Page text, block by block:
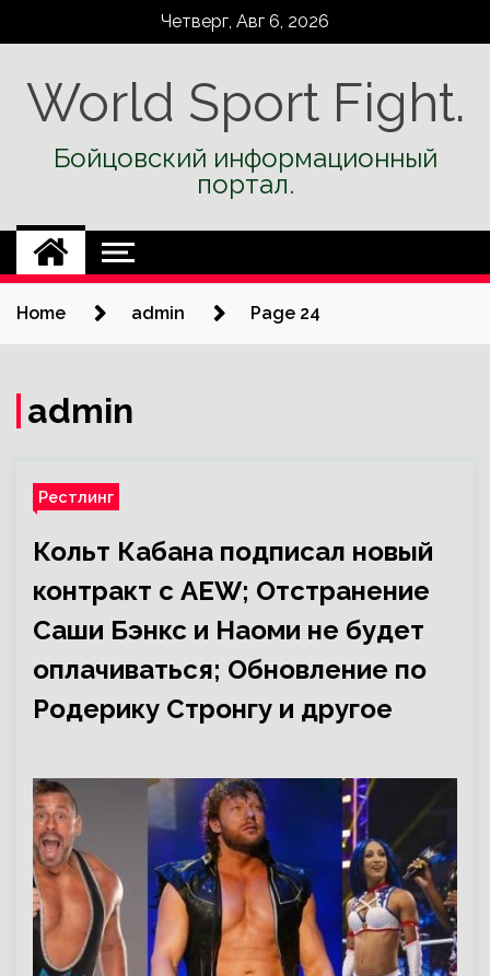
Четверг, Авг 6, 2026
World Sport Fight.
Бойцовский информационный
портал.
Home admin Page 24
admin
Рестлинг
Кольт Кабана подписал новый
контракт с AEW; Отстранение
Саши Бэнкс и Наоми не будет
оплачиваться; Обновление по
Родерику Стронгу и другое